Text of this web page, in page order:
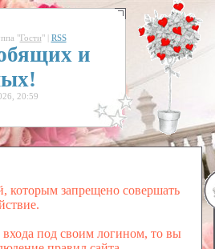
"Гости" | RSS
и
20:59
которым запрещено совершать
под своим логином, то вы